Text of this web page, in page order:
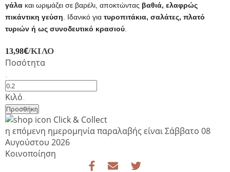
γάλα και ωριμάζει σε βαρέλι, αποκτώντας βαθιά, ελαφρώς
πικάντικη γεύση . Ιδανικό για τυροπιτάκια, σαλάτες, πλατό
τυριών ή ως συνοδευτικό κρασιού
13,98€/ΚΙΛΌ
Ποσότητα
Αιγοπρόβειο
Τυρί
Κεφαλονιάς
ποσότητα
Κιλό
Προσθήκη
Click & Collect
η επόμενη ημερομηνία παραλαβής είναιΣάββατο 08
Αυγούστου 2026
Κοινοποίηση